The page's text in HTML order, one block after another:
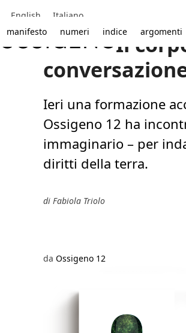
content
English
Italiano
manifesto
numeri indice argomenti
Il
Ieri una formazione
Ossigeno 12 ha
immaginario – per
diritti della terra.
di Fabiola Triolo
da Ossigeno 12